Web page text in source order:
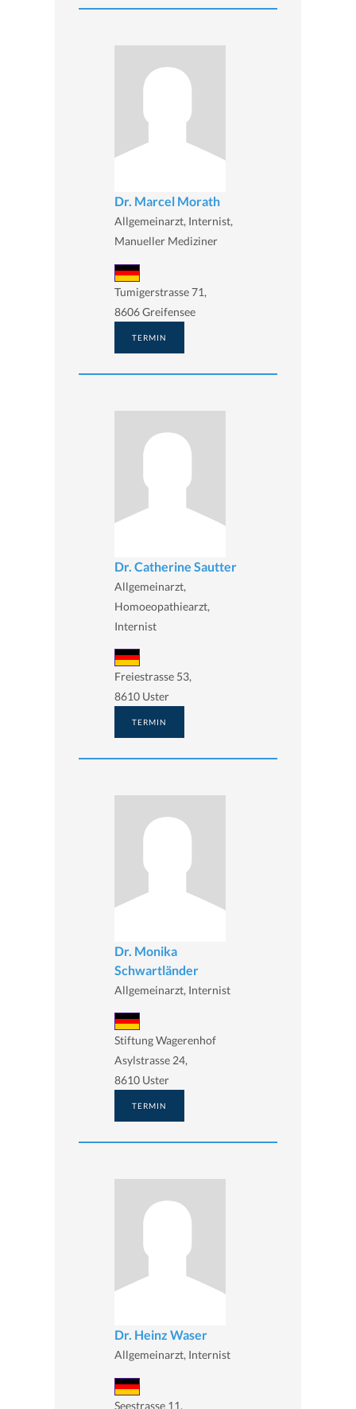
Dr. Marcel Morath
Allgemeinarzt, Internist,
Manueller Mediziner
Tumigerstrasse 71,
8606 Greifensee
TERMIN
Dr. Catherine Sautter
Allgemeinarzt,
Homoeopathiearzt,
Internist
Freiestrasse 53,
8610 Uster
TERMIN
Dr. Monika
Schwartländer
Allgemeinarzt, Internist
Stiftung Wagerenhof
Asylstrasse 24,
8610 Uster
TERMIN
Dr. Heinz Waser
Allgemeinarzt, Internist
Seestrasse 11,